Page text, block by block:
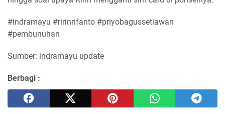
#indramayu #ririnrifanto #priyobagussetiawan
#pembunuhan
Sumber: indramayu update
Berbagi :